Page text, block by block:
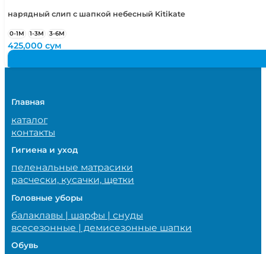
нарядный слип с шапкой небесный Kitikate
0-1М 1-3М 3-6М
425,000сум
Главная
каталог
контакты
Гигиена и уход
пеленальные матрасики
расчески, кусачки, щетки
Головные уборы
балаклавы | шарфы | снуды
всесезонные | демисезонные шапки
Обувь